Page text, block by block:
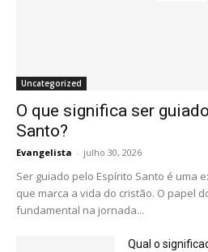
Uncategorized
O que significa ser
Santo?
Evangelista - julho 30, 2026
Ser guiado pelo Espírito Santo é uma
que marca a vida do cristão. O papel
fundamental na jornada...
Qual o